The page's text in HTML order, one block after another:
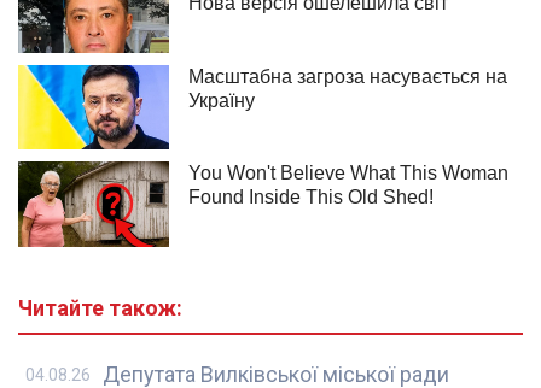
Читайте також:
Депутата Вилківської міської ради
04.08.26